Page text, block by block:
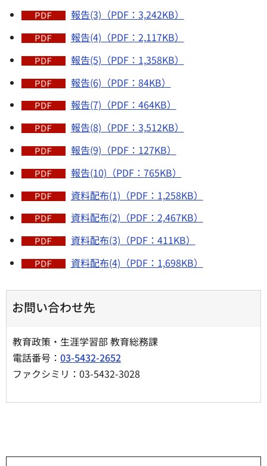
報告(3)（PDF：3,242KB）
報告(4)（PDF：2,117KB）
報告(5)（PDF：1,358KB）
報告(6)（PDF：84KB）
報告(7)（PDF：464KB）
報告(8)（PDF：3,512KB）
報告(9)（PDF：127KB）
報告(10)（PDF：765KB）
資料配布(1)（PDF：1,258KB）
資料配布(2)（PDF：2,467KB）
資料配布(3)（PDF：411KB）
資料配布(4)（PDF：1,698KB）
お問い合わせ先
教育政策・生涯学習部 教育総務課
電話番号： 03-5432-2652
ファクシミリ：03-5432-3028